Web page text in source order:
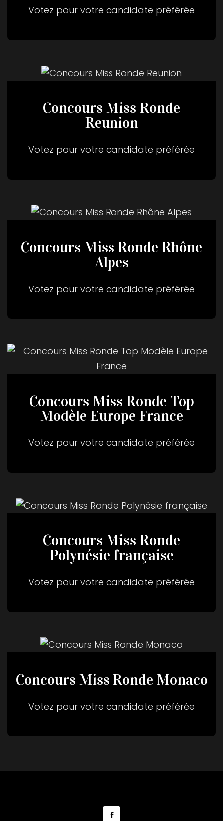
Votez pour votre candidate préférée
Concours Miss Ronde
Reunion
Votez pour votre candidate préférée
Concours Miss Ronde Rhône
Alpes
Votez pour votre candidate préférée
Concours Miss Ronde Top
Modèle Europe France
Votez pour votre candidate préférée
Concours Miss Ronde
Polynésie française
Votez pour votre candidate préférée
Concours Miss Ronde Monaco
Votez pour votre candidate préférée